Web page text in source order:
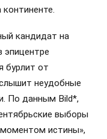
кандидат на
эпицентре
бурлит от
неудобные
По данным Bild*,
выборы
истины»,